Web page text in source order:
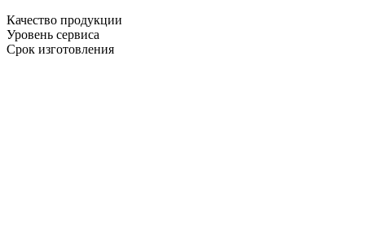
Качество продукции
Уровень сервиса
Срок изготовления